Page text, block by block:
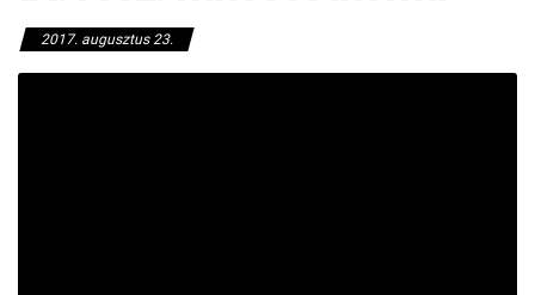
2017. augusztus 23.